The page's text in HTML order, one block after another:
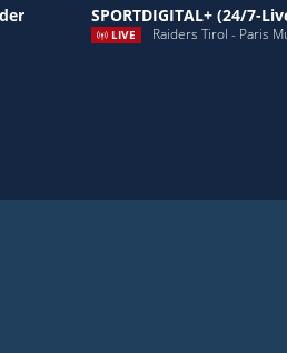
SPORTDIGITAL+ (24/7-
LIVE Raiders Tirol - Paris